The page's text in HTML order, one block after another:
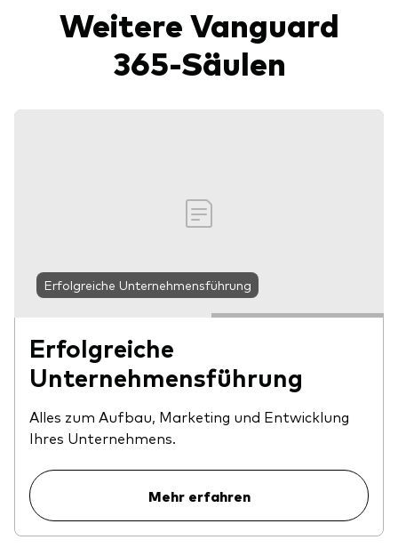
Weitere Vanguard
365-Säulen
Erfolgreiche Unternehmensführung
Erfolgreiche
Unternehmensführung
Alles zum Aufbau, Marketing und Entwicklung
Ihres Unternehmens.
Mehr erfahren